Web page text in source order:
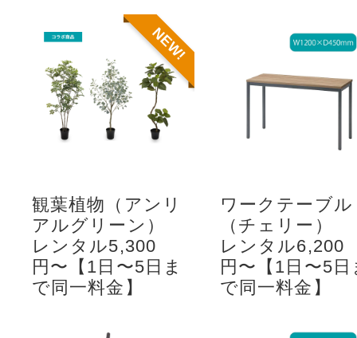
観葉植物（アンリ
アルグリーン）
レンタル5,300
円〜【1日〜5日ま
で同一料金】
NEW!
ワークテーブル
（チェリー）
レンタル6,200
円〜【1日〜5日
で同一料金】